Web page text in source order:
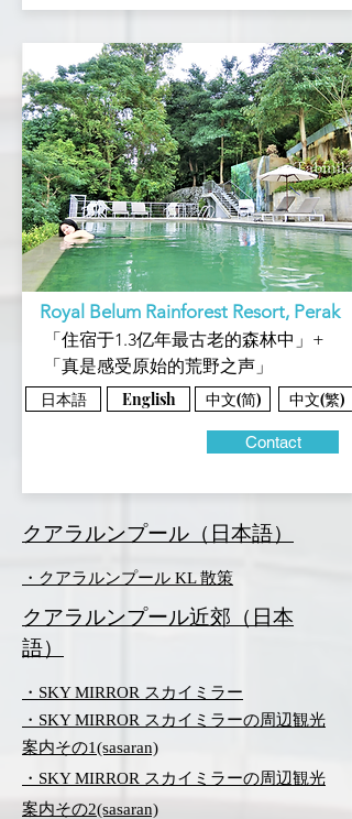
Royal Belum Rainforest Resort, Perak
「住宿于1.3亿年最古老的森林中」+
「真是感受原始的荒野之声」
日本語
English 中文(简) 中文(繁)
Contact
​クアラルンプール（日本語）
・クアラルンプール KL 散策
​クアラルンプール近郊（日本
語）
・SKY MIRROR スカイミラー
・SKY MIRROR スカイミラーの周辺観光
案内その1(sasaran)
・SKY MIRROR スカイミラーの周辺観光
案内その2(sasaran)